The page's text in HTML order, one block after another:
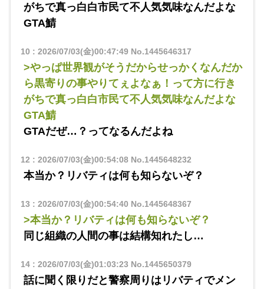
がちで真っ白白市民て不人気気味なんだよな
GTA鯖
10 : 2026/07/03(金)00:47:49No.1445646317
>やっぱ世界観がそうだからせっかくなんだか
ら黒寄りの事やりてぇよなぁ！って方に行き
がちで真っ白白市民て不人気気味なんだよな
GTA鯖
GTAだぜ…？ってなるんだよね
12 : 2026/07/03(金)00:54:08No.1445648232
本当か？リバティは何も知らないぞ？
13 : 2026/07/03(金)00:54:40 No.1445648367
>本当か？リバティは何も知らないぞ？
同じ組織の人間の事は結構知れたし…
14: 2026/07/03(金)01:03:23 No.1445650379
話に聞く限りだと警察周りはリバティでメン